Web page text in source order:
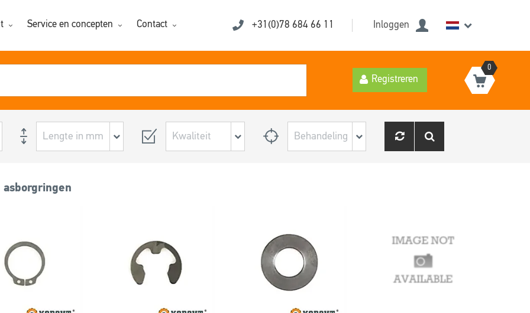
Service en concepten Contact +31(0)78 684 66 11 Inloggen
Registreren
0
asborgringen